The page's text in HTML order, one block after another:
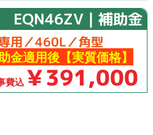
EQN46ZV｜補助金
用／460L／角型
金適用後【実質価格】
費込 ￥391,000